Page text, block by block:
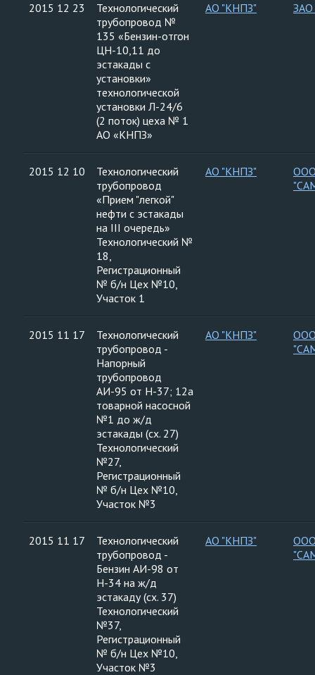
2015 12 23
Технологический
трубопровод №
135 «Бензин-отгон
ЦН-10,11 до
эстакады с
установки»
технологической
установки Л-24/6
(2 поток) цеха № 1
АО «КНПЗ»
АО "КНПЗ"
2015 12 10
Технологический
трубопровод
«Прием "легкой"
нефти с эстакады
на III очередь»
Технологический №
18,
Регистрационный
№ б/н Цех №10,
Участок 1
АО "КНПЗ"
2015 11 17
Технологический
трубопровод -
Напорный
трубопровод
АИ-95 от Н-37; 12а
товарной насосной
№1 до ж/д
эстакады (сх. 27)
Технологический
№27,
Регистрационный
№ б/н Цех №10,
Участок №3
АО "КНПЗ"
2015 11 17
Технологический
трубопровод -
Бензин АИ-98 от
Н-34 на ж/д
эстакаду (сх. 37)
Технологический
№37,
Регистрационный
№ б/н Цех №10,
Участок №3
АО "КНПЗ"